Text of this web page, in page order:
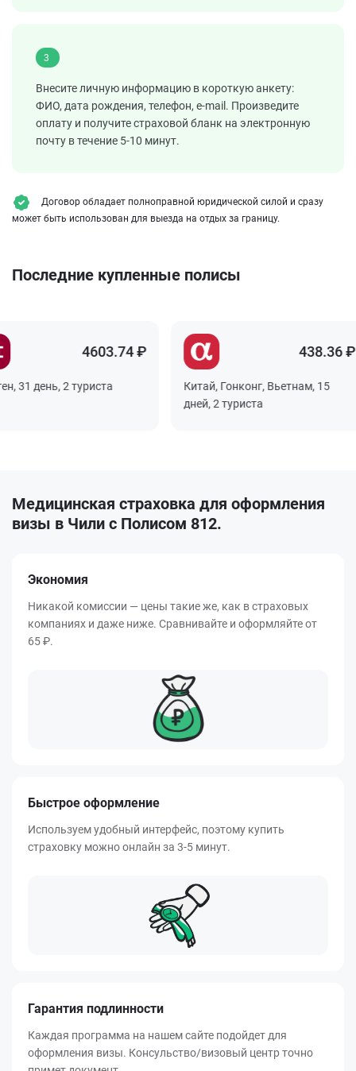
3
Внесите личную информацию в короткую анкету:
ФИО, дата рождения, телефон, e-mail. Произведите
оплату и получите страховой бланк на электронную
почту в течение 5-10 минут.
Договор обладает полноправной юридической силой и сразу
может быть использован для выезда на отдых за границу.
Последние купленные полисы
4603.74 ₽
день, 2 туриста
438.36 ₽
Китай, Гонконг, Вьетнам, 15
дней, 2 туриста
Медицинская страховка для оформления
визы в Чили с Полисом 812.
Экономия
Никакой комиссии — цены такие же, как в страховых
компаниях и даже ниже. Сравнивайте и оформляйте от
65 ₽.
Быстрое оформление
Используем удобный интерфейс, поэтому купить
страховку можно онлайн за 3-5 минут.
Гарантия подлинности
Каждая программа на нашем сайте подойдет для
оформления визы. Консульство/визовый центр точно